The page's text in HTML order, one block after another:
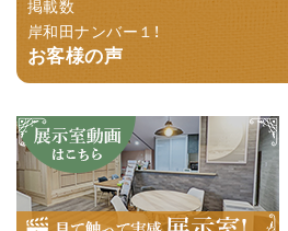
掲載数
岸和田ナンバー１！
お客様の声